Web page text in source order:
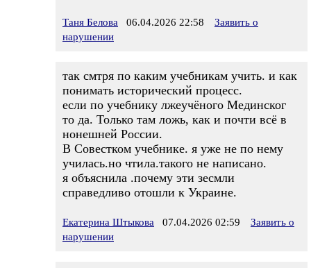
Таня Белова 06.04.2026 22:58
Заявить о
нарушении
так смтря по каким учебникам учить. и как
понимать исторический процесс.
если по учебнику лжеучёного Мединског
то да. Только там ложь, как и почти всё в
нонешней России.
В Совестком учебнике. я уже не по нему
училась.но чтила.такого не написано.
я объяснила .почему эти зесмли
справедливо отошли к Украине.
Екатерина Штыкова 07.04.2026 02:59
Заявить о
нарушении